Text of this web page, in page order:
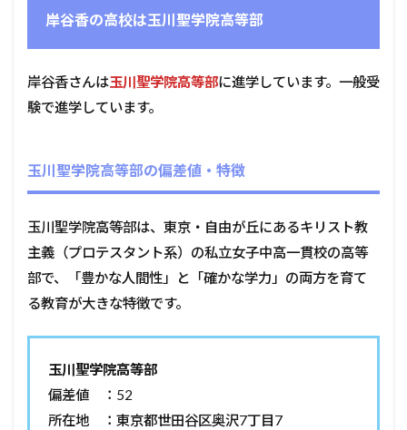
岸谷香の高校は玉川聖学院高等部
岸谷香さんは玉川聖学院高等部に進学しています。一般受
験で進学しています。
玉川聖学院高等部の偏差値・特徴
玉川聖学院高等部は、東京・自由が丘にあるキリスト教
主義（プロテスタント系）の私立女子中高一貫校の高等
部で、「豊かな人間性」と「確かな学力」の両方を育て
る教育が大きな特徴です。
玉川聖学院高等部
偏差値 ：52
所在地 ：東京都世田谷区奥沢7丁目7